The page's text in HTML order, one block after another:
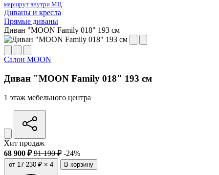
маршрут внутри МЦ
Диваны и кресла
Прямые диваны
Диван "MOON Family 018" 193 см
Салон MOON
Диван "MOON Family 018" 193 см
1 этаж мебельного центра
Хит продаж
68 900 ₽ 91 190 ₽ -24%
от 17 230 ₽ × 4 В корзину